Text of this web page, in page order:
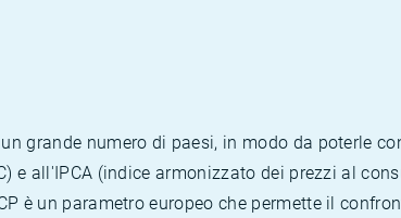
grande numero di paesi, in modo da poterle
all'IPCA (indice armonizzato dei prezzi al
è un parametro europeo che permette il